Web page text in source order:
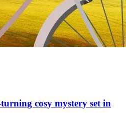
cosy mystery set in